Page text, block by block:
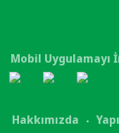
Mobil Uygulamayı
Hakkımızda